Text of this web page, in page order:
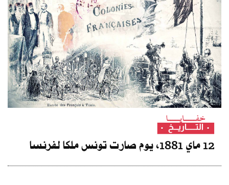
12 ماي 1881، يوم صارت تونس ملكا لفرنسا